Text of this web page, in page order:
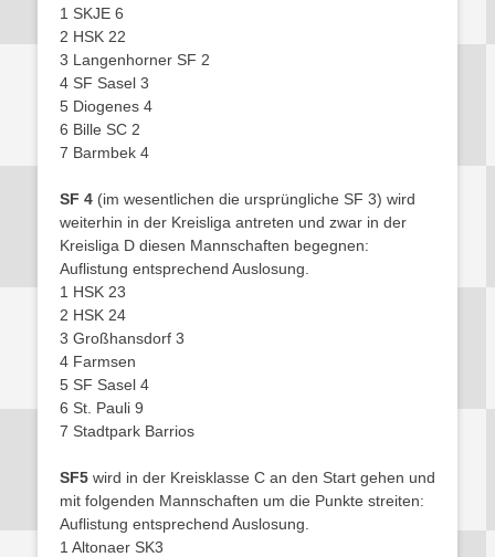
1 SKJE 6
2 HSK 22
3 Langenhorner SF 2
4 SF Sasel 3
5 Diogenes 4
6 Bille SC 2
7 Barmbek 4
SF 4 (im wesentlichen die ursprüngliche SF 3) wird
weiterhin in der Kreisliga antreten und zwar in der
Kreisliga D diesen Mannschaften begegnen:
Auflistung entsprechend Auslosung.
1 HSK 23
2 HSK 24
3 Großhansdorf 3
4 Farmsen
5 SF Sasel 4
6 St. Pauli 9
7 Stadtpark Barrios
SF5 wird in der Kreisklasse C an den Start gehen und
mit folgenden Mannschaften um die Punkte streiten:
Auflistung entsprechend Auslosung.
1 Altonaer SK3